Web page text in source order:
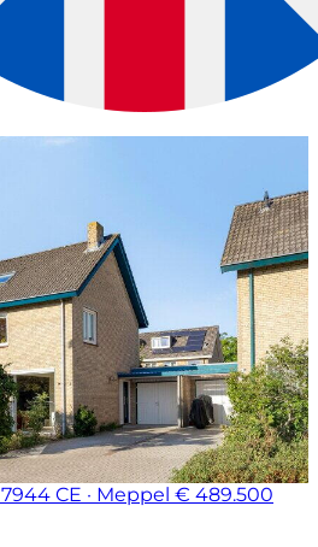
7944 CE · Meppel € 489.500